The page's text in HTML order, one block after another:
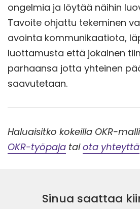
ongelmia ja löytää näihin
Tavoite ohjattu tekeminen
avointa kommunikaatiota,
luottamusta että jokainen
parhaansa jotta yhteinen
saavutetaan.
Haluaisitko kokeilla OKR-
OKR-työpaja taiota yhteyttä
Sinua saattaa